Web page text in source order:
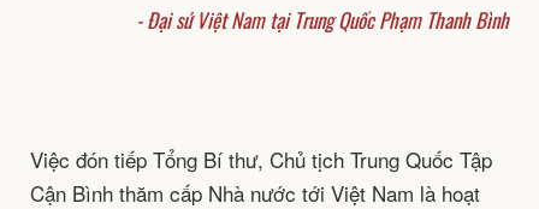
- Đại sứ Việt Nam tại Trung Quốc Phạm Thanh Bình
Việc đón tiếp Tổng Bí thư, Chủ tịch Trung Quốc Tập
Cận Bình thăm cấp Nhà nước tới Việt Nam là hoạt